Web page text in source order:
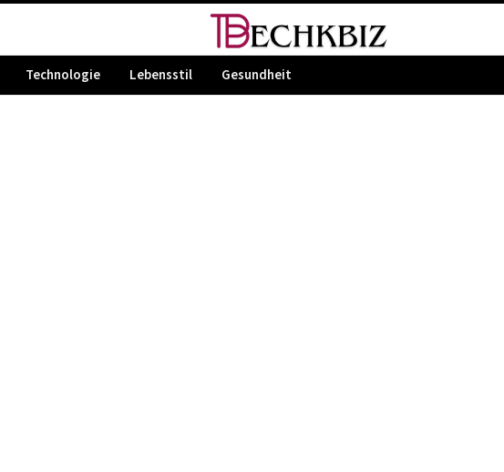
Technologie Lebensstil Gesundheit